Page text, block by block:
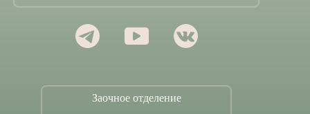
Заочное отделение